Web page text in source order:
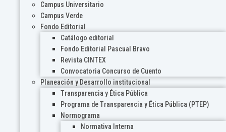
Campus Universitario
Campus Verde
Fondo Editorial
Catálogo editorial
Fondo Editorial Pascual Bravo
Revista CINTEX
Convocatoria Concurso de Cuento
Planeación y Desarrollo institucional
Transparencia y Ética Pública
Programa de Transparencia y Ética Pública (PTEP)
Normograma
Normativa Interna